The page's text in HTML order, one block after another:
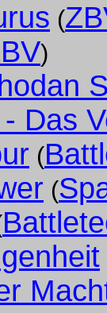
(
)
Das
(
(